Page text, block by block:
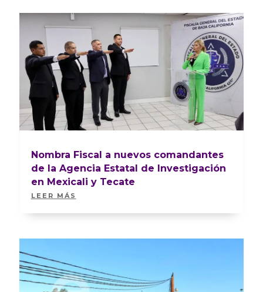
Nombra Fiscal a nuevos comandantes
de la Agencia Estatal de Investigación
en Mexicali y Tecate
LEER MÁS